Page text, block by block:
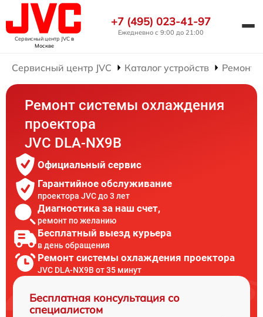
Сервисный центр JVCв
Москве
+7 (495) 023-41-97
Ежедневно с 9:00 до 21:00
Сервисный центр JVC Каталог устройств Ремонт
Ремонт системы охлаждения
проектора
JVC DLA-NX9B
Официальный сервис
Гарантийное обслуживание
проектора JVC до 3 лет
Диагностика за наш счет,
ремонт по желанию
Бесплатный выезд курьера
в день обращения
Ремонт системы охлаждения проектора
JVC DLA-NX9B от 35 минут
Бесплатная консультация со
специалистом